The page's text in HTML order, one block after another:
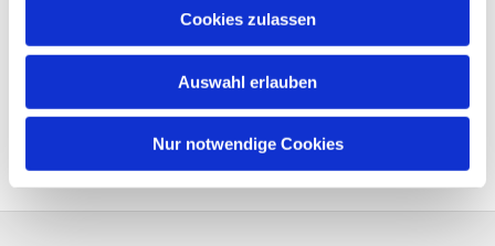
Cookies zulassen
Auswahl erlauben
Nur notwendige Cookies